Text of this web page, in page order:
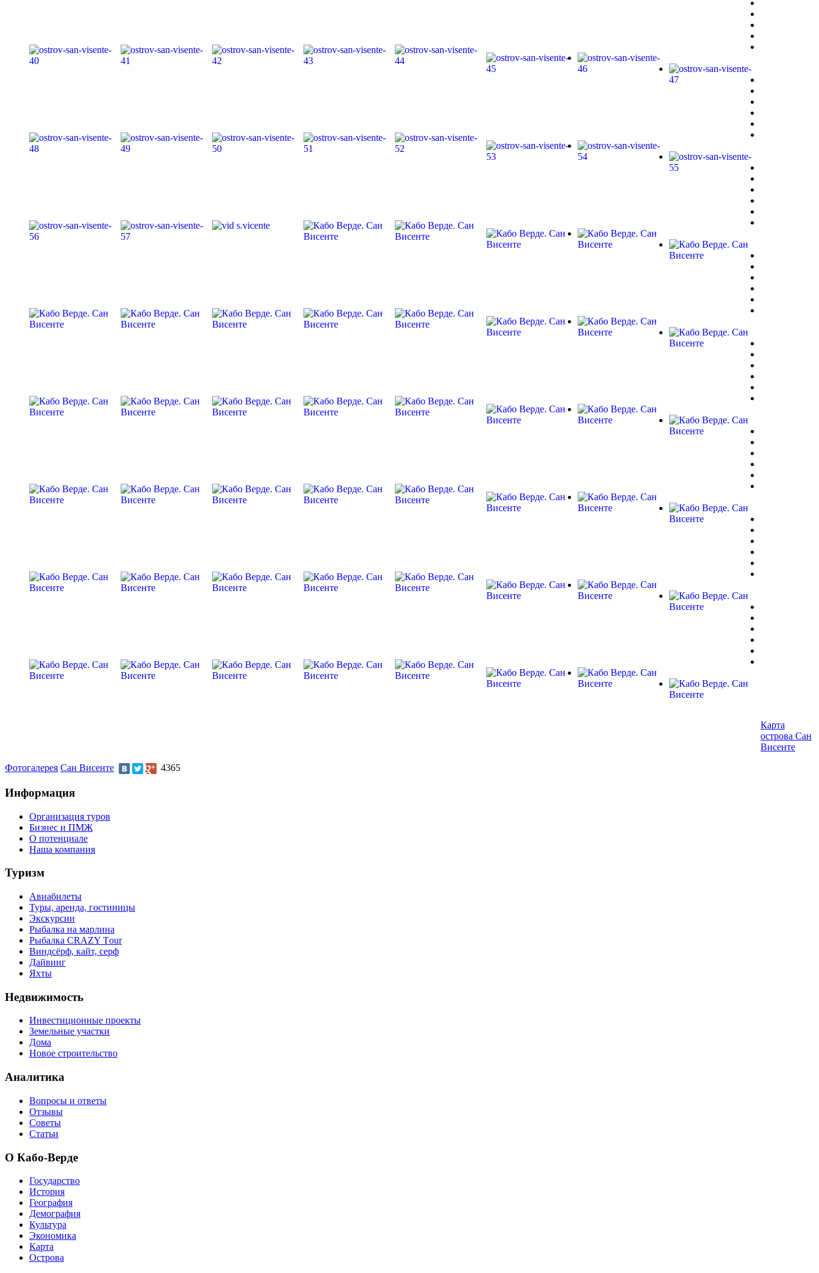
Карта
острова Cан
Висенте
Фотогалерея Сан Висенте 4365
Информация
Организация туров
Бизнес и ПМЖ
О потенциале
Наша компания
Туризм
Авиабилеты
Туры, аренда, гостиницы
Экскурсии
Рыбалка на марлина
Рыбалка CRAZY Тour
Виндсёрф, кайт, серф
Дайвинг
Яхты
Недвижимость
Инвестиционные проекты
Земельные участки
Дома
Новое строительство
Аналитика
Вопросы и ответы
Отзывы
Советы
Статьи
О Кабо-Верде
Государство
История
География
Демография
Культура
Экономика
Карта
Острова